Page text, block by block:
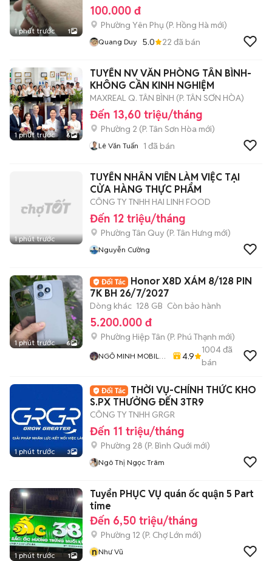
1 phút trước 1
100.000 đ
Phường Yên Phụ (P. Hồng Hà mới)
Quang Duy 5.0 22 đã bán
1 phút trước 6
TUYỂN NV VĂN PHÒNG TÂN BÌNH-
KHÔNG CẦN KINH NGHIỆM
MAXREAL Q. TÂN BÌNH (P. TÂN SƠN HÒA)
Đến 13,60 triệu/tháng
Phường 2 (P. Tân Sơn Hòa mới)
Lê Văn Tuấn 1 đã bán
1 phút trước
TUYỂN NHÂN VIÊN LÀM VIỆC TẠI
CỬA HÀNG THỰC PHẨM
CÔNG TY TNHH HAI LINH FOOD
Đến 12 triệu/tháng
Phường Tân Quy (P. Tân Hưng mới)
Nguyễn Cường
1 phút trước 6
Honor X8D XÁM 8/128 PIN
7K BH 26/7/2027
Dòng khác 128 GB Còn bảo hành
5.200.000 đ
Phường Hiệp Tân (P. Phú Thạnh mới)
NGÔ MINH MOBILE
4.9
1004đã
bán
1 phút trước 3
THỜI VỤ-CHÍNH THỨC KHO
S.PX THƯỞNG ĐẾN 3TR9
CÔNG TY TNHH GRGR
Đến 11 triệu/tháng
Phường 28 (P. Bình Quới mới)
Ngô Thị Ngọc Trâm
1 phút trước 1
Tuyển PHỤC VỤ quán ốc quận 5 Part
time
Đến 6,50 triệu/tháng
Phường 12 (P. Chợ Lớn mới)
nNhư Vũ